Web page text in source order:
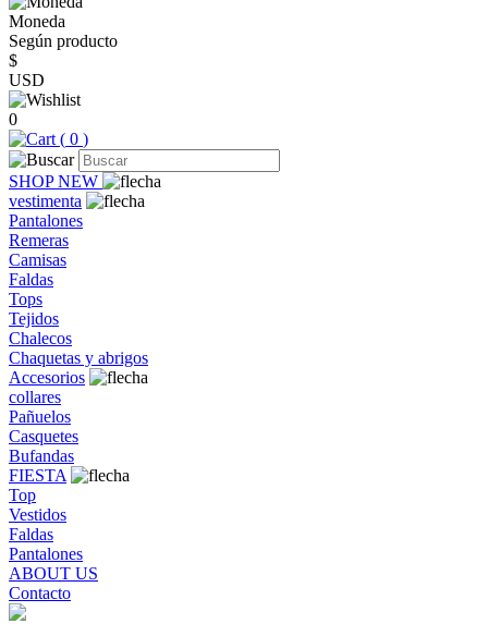
Moneda
Según producto
$
USD
0
( 0 )
SHOP NEW
vestimenta
Pantalones
Remeras
Camisas
Faldas
Tops
Tejidos
Chalecos
Chaquetas y abrigos
Accesorios
collares
Pañuelos
Casquetes
Bufandas
FIESTA
Top
Vestidos
Faldas
Pantalones
ABOUT US
Contacto